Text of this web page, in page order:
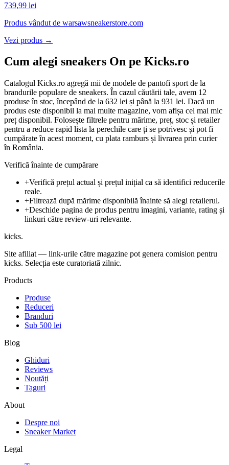
739,99 lei
Produs vândut de warsawsneakerstore.com
Vezi produs →
Cum alegi sneakers On pe Kicks.ro
Catalogul Kicks.ro agregă mii de modele de pantofi sport de la
brandurile populare de sneakers. În cazul căutării tale, avem 12
produse în stoc, începând de la 632 lei și până la 931 lei. Dacă un
produs este disponibil la mai multe magazine, vom afișa cel mai mic
preț disponibil. Folosește filtrele pentru mărime, preț, stoc și retailer
pentru a reduce rapid lista la perechile care ți se potrivesc și pot fi
cumpărate în acest moment, cu plata ramburs și livrarea prin curier
în România.
Verifică înainte de cumpărare
+Verifică prețul actual și prețul inițial ca să identifici reducerile
reale.
+Filtrează după mărime disponibilă înainte să alegi retailerul.
+Deschide pagina de produs pentru imagini, variante, rating și
linkuri către review-uri relevante.
kicks.
Site afiliat — link-urile către magazine pot genera comision pentru
kicks. Selecția este curatoriată zilnic.
Products
Produse
Reduceri
Branduri
Sub 500 lei
Blog
Ghiduri
Reviews
Noutăți
Taguri
About
Despre noi
Sneaker Market
Legal